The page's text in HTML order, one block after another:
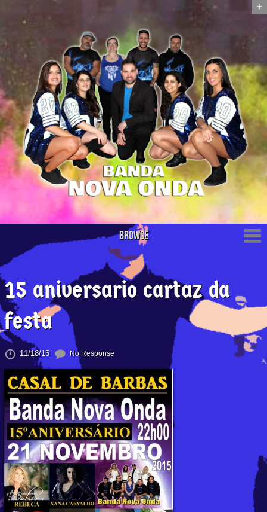
+
Browse
15 aniversario cartaz da
festa
11/18/15 No Response